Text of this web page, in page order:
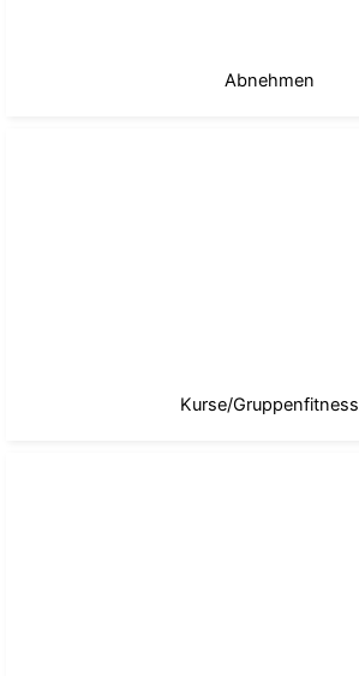
Abnehmen
Kurse/Gruppenfitness